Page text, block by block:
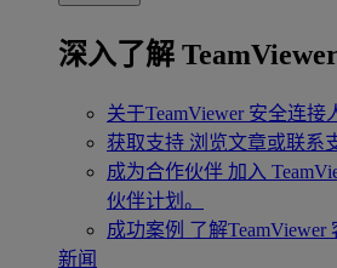
深入了解
关于TeamViewer 安全连接
获取支持 浏览文章或联系
成为合作伙伴 加入
伙伴计划。
成功案例 了解TeamViewer
新闻